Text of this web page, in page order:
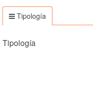
Tipología
Tipología